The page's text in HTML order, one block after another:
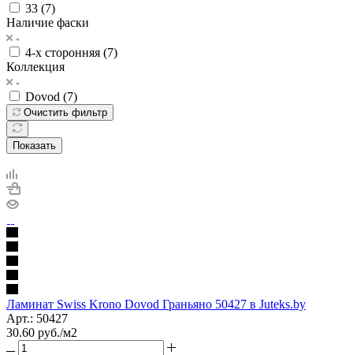
33 (7)
Наличие фаски
4-х сторонняя (7)
Коллекция
Dovod (7)
Очистить фильтр
Показать
Ламинат Swiss Krono Dovod Граньяно 50427 в Juteks.by
Арт.: 50427
30.60 руб./м2